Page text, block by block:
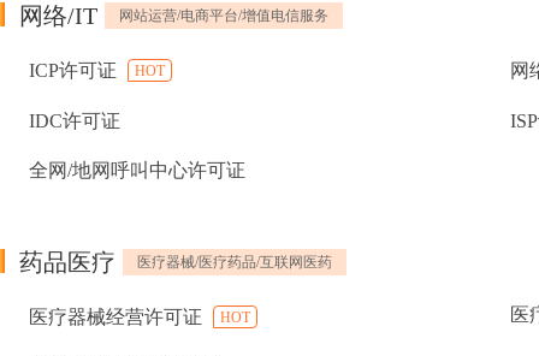
网络/IT 网站运营/电商平台/增值电信服务
ICP许可证 HOT 网
IDC许可证
全网/地网呼叫中心许可证
药品医疗 医疗器械/医疗药品/互联网医药
医疗器械经营许可证 HOT 医